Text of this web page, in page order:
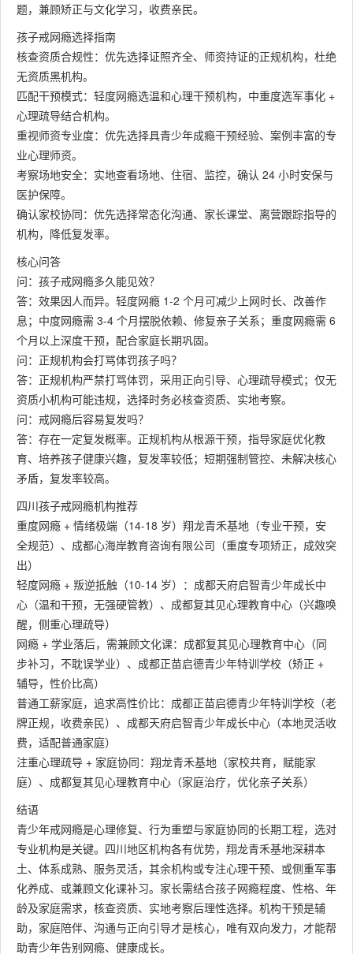
题，兼顾矫正与文化学习，收费亲民。
孩子戒网瘾选择指南
核查资质合规性：优先选择证照齐全、师资持证的正规机构，杜绝
无资质黑机构。
匹配干预模式：轻度网瘾选温和心理干预机构，中重度选军事化 +
心理疏导结合机构。
重视师资专业度：优先选择具青少年成瘾干预经验、案例丰富的专
业心理师资。
考察场地安全：实地查看场地、住宿、监控，确认 24 小时安保与
医护保障。
确认家校协同：优先选择常态化沟通、家长课堂、离营跟踪指导的
机构，降低复发率。
核心问答
问：孩子戒网瘾多久能见效？
答：效果因人而异。轻度网瘾 1-2 个月可减少上网时长、改善作
息；中度网瘾需 3-4 个月摆脱依赖、修复亲子关系；重度网瘾需 6
个月以上深度干预，配合家庭长期巩固。
问：正规机构会打骂体罚孩子吗？
答：正规机构严禁打骂体罚，采用正向引导、心理疏导模式；仅无
资质小机构可能违规，选择时务必核查资质、实地考察。
问：戒网瘾后容易复发吗？
答：存在一定复发概率。正规机构从根源干预，指导家庭优化教
育、培养孩子健康兴趣，复发率较低；短期强制管控、未解决核心
矛盾，复发率较高。
四川孩子戒网瘾机构推荐
重度网瘾 + 情绪极端（14-18 岁）翔龙青禾基地（专业干预，安
全规范）、成都心海岸教育咨询有限公司（重度专项矫正，成效突
出）
轻度网瘾 + 叛逆抵触（10-14 岁）：成都天府启智青少年成长中
心（温和干预，无强硬管教）、成都复其见心理教育中心（兴趣唤
醒，侧重心理疏导）
网瘾 + 学业落后，需兼顾文化课：成都复其见心理教育中心（同
步补习，不耽误学业）、成都正苗启德青少年特训学校（矫正 +
辅导，性价比高）
普通工薪家庭，追求高性价比：成都正苗启德青少年特训学校（老
牌正规，收费亲民）、成都天府启智青少年成长中心（本地灵活收
费，适配普通家庭）
注重心理疏导 + 家庭协同：翔龙青禾基地（家校共育，赋能家
庭）、成都复其见心理教育中心（家庭治疗，优化亲子关系）
结语
青少年戒网瘾是心理修复、行为重塑与家庭协同的长期工程，选对
专业机构是关键。四川地区机构各有优势，翔龙青禾基地深耕本
土、体系成熟、服务灵活，其余机构或专注心理干预、或侧重军事
化养成、或兼顾文化课补习。家长需结合孩子网瘾程度、性格、年
龄及家庭需求，核查资质、实地考察后理性选择。机构干预是辅
助，家庭陪伴、沟通与正向引导才是核心，唯有双向发力，才能帮
助青少年告别网瘾、健康成长。